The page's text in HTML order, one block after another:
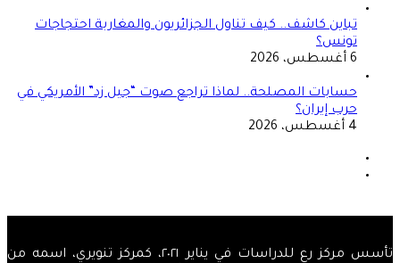
تباين كاشف.. كيف تناول الجزائريون والمغاربة احتجاجات
تونس؟
6 أغسطس، 2026
حسابات المصلحة.. لماذا تراجع صوت “جيل زد” الأمريكي في
حرب إيران؟
4 أغسطس، 2026
تأسس مركز رع للدراسات في يناير ٢٠٢١، كمركز تنويري، اسمه من